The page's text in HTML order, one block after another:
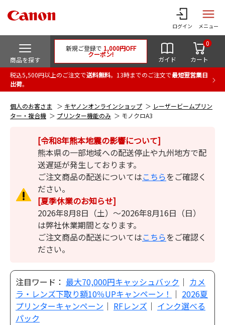
ログイン メニュー
商品を探す
新規ご登録で 1,000円OFF
クーポン!
ガイド カート
0
税込5,500円以上のご注文で送料無料。13時までのご注文で最短翌営業日
出荷。
個人のお客さま キヤノンオンラインショップ
レーザービームプリン
ター・複合機
プリンター機能のみ モノクロA3
[令和8年熊本地震の影響について]
熊本県の一部地域への配送停止や九州地方で配
送遅延が発生しております。
ご注文商品の配送についてはこちらをご確認く
ださい。
[夏季休業のお知らせ]
2026年8月8日（土）～2026年8月16日（日）
は弊社休業期間となります。
ご注文商品の配送についてはこちらをご確認く
ださい。
注目ワード： 最大70,000円キャッシュバック ｜ カメ
ラ・レンズ下取り額10％UPキャンペーン！
｜ 2026夏
プリンターキャンペーン ｜ RFレンズ ｜ インク選べる
パック